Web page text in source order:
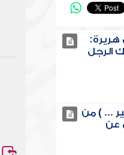
هريرة:
الرجل
... ) من
عن